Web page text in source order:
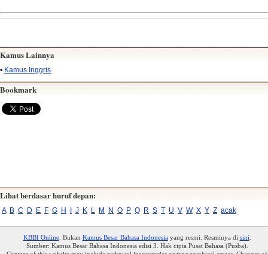
Kamus Lainnya
• Kamus Inggris
Bookmark
Lihat berdasar huruf depan:
A B C D E F G H J K L M N O P Q R S T U V W X Y Z acak
KBBI Online. Bukan Kamus Besar Bahasa Indonesiayang resmi. Resminya di sini.
Sumber: Kamus Besar Bahasa Indonesia edisi 3. Hak cipta Pusat Bahasa (Pusba).